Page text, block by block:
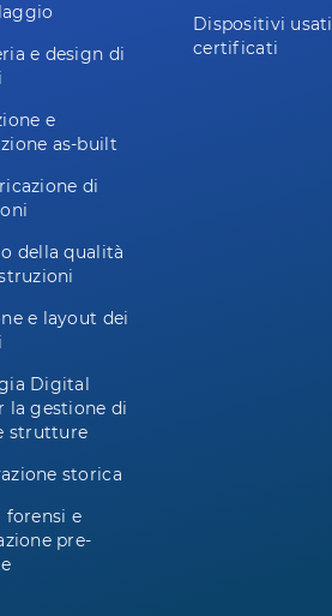
e design di
e
as-built
di
della qualità
e layout dei
Digital
la gestione di
strutture
storica
forensi e
pre-
Dispositivi usati
certificati